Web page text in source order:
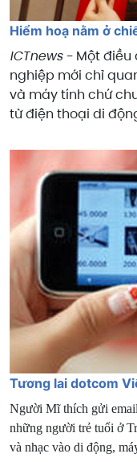
Hiểm hoạ nằm ở
ICTnews - Một
nghiệp mới chỉ
và máy tính chứ
từ điện thoại di
Tương lai dotcom
Người Mĩ thích gửi
những người trẻ tuổi ở
và nhạc vào di động,